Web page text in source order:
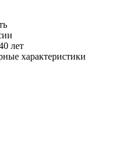
лет
характеристики